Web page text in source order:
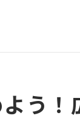
例う！